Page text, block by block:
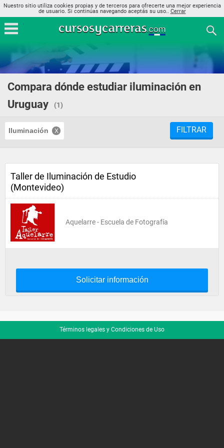
Nuestro sitio utiliza cookies propias y de terceros para ofrecerte una mejor experiencia
de usuario. Si continúas navegando aceptás su uso.. Cerrar
Compara dónde estudiar iluminación en
Uruguay
(1)
Iluminación FILTRAR
Taller de Iluminación de Estudio
(Montevideo)
Aquelarre - Escuela de Fotografía
Solicitar información
Términos legales y Condiciones de Uso